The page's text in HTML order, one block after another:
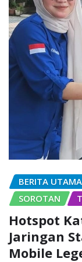
BERITA UTAMA
SOROTAN
Hotspot
Jaringan
Mobile